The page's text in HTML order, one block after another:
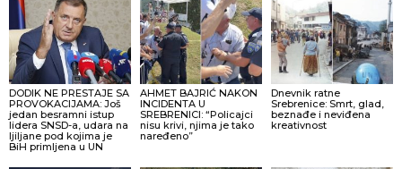
DODIK NE PRESTAJE SA
PROVOKACIJAMA: Još
jedan besramni istup
lidera SNSD-a, udara na
ljiljane pod kojima je
BiH primljena u UN
AHMET BAJRIĆ NAKON
INCIDENTA U
SREBRENICI: “Policajci
nisu krivi, njima je tako
naređeno”
Dnevnik ratne
Srebrenice: Smrt, glad,
beznađe i neviđena
kreativnost